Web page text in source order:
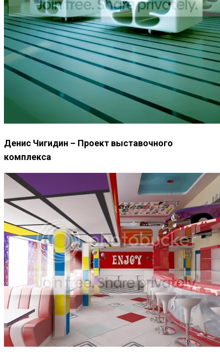
Денис Чигидин – Проект выставочного
комплекса